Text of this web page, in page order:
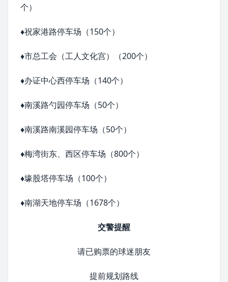
个）
♦祝家港路停车场（150个）
♦市总工会 （工人文化宫）（200个）
♦办证中心西停车场（140个）
♦南溪路勺园停车场（50个）
♦南溪路南溪园停车场（50个）
♦梅湾街东、西区停车场（800个）
♦壕股塔停车场（100个）
♦南湖天地停车场（1678个）
交警提醒
请已购票的球迷朋友
提前规划路线